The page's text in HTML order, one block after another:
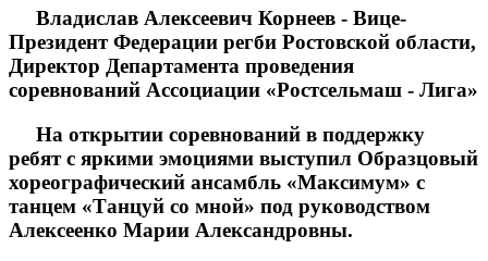
Владислав Алексеевич Корнеев - Вице-
Президент Федерации регби Ростовской области,
Директор Департамента проведения
соревнований Ассоциации «Ростсельмаш - Лига»
На открытии соревнований в поддержку
ребят с яркими эмоциями выступил Образцовый
хореографический ансамбль «Максимум» с
танцем «Танцуй со мной» под руководством
Алексеенко Марии Александровны.